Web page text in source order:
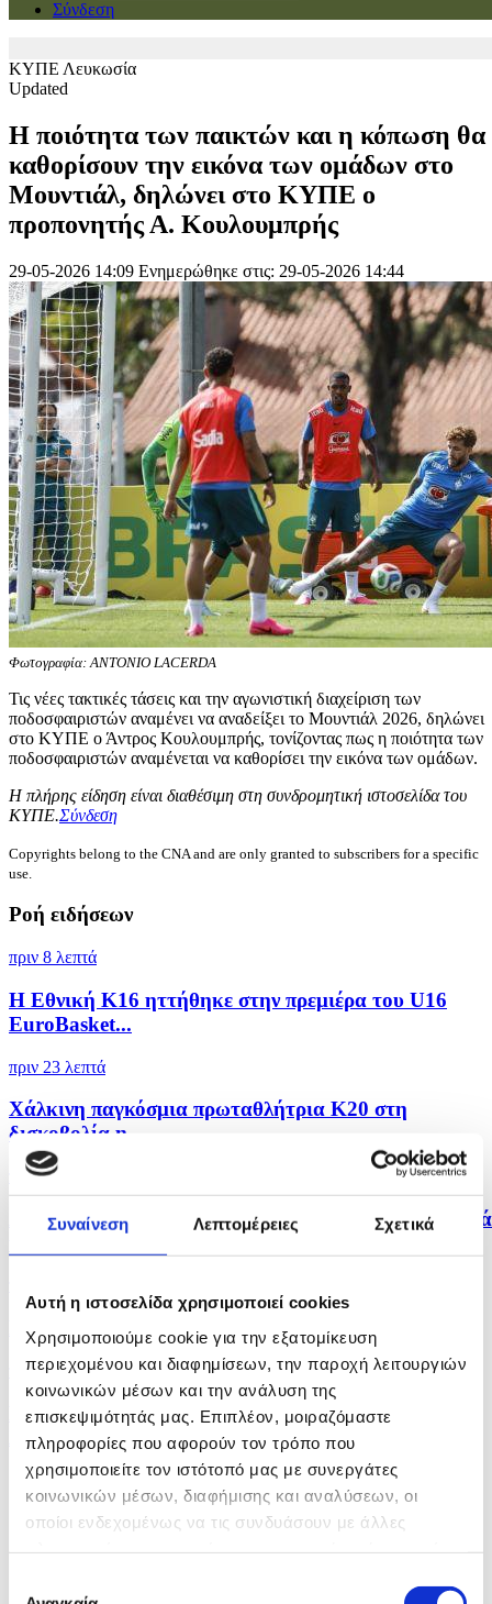
Συναίνεση Λεπτομέρειες Σχετικά
Αυτή η ιστοσελίδα χρησιμοποιεί cookies
Χρησιμοποιούμε cookie για την εξατομίκευση
περιεχομένου και διαφημίσεων, την παροχή λειτουργιών
κοινωνικών μέσων και την ανάλυση της
επισκεψιμότητάς μας. Επιπλέον, μοιραζόμαστε
πληροφορίες που αφορούν τον τρόπο που
χρησιμοποιείτε τον ιστότοπό μας με συνεργάτες
κοινωνικών μέσων, διαφήμισης και αναλύσεων, οι
οποίοι ενδεχομένως να τις συνδυάσουν με άλλες
Σύνδεση
ΚΥΠΕ Λευκωσία
Updated
Η ποιότητα των παικτών και η κόπωση θα
καθορίσουν την εικόνα των ομάδων στο
Μουντιάλ, δηλώνει στο ΚΥΠΕ ο
προπονητής Α. Κουλουμπρής
29-05-2026 14:09 Ενημερώθηκε στις: 29-05-2026 14:44
Φωτογραφία: ANTONIO LACERDA
Τις νέες τακτικές τάσεις και την αγωνιστική διαχείριση των
ποδοσφαιριστών αναμένει να αναδείξει το Μουντιάλ 2026, δηλώνει
στο ΚΥΠΕ ο Άντρος Κουλουμπρής, τονίζοντας πως η ποιότητα των
ποδοσφαιριστών αναμένεται να καθορίσει την εικόνα των ομάδων.
Η πλήρης είδηση είναι διαθέσιμη στη συνδρομητική ιστοσελίδα του
ΚΥΠΕ.Σύνδεση
Copyrights belong to the CNA and are only granted to subscribers for a specific
use.
Ροή ειδήσεων
πριν 8 λεπτά
Η Εθνική Κ16 ηττήθηκε στην πρεμιέρα του U16
EuroBasket...
πριν 23 λεπτά
Χάλκινη παγκόσμια πρωταθλήτρια Κ20 στη
δισκοβολία η...
πριν 26 λεπτά
Αναίρεση διορισμού μέλους στο νέο ΔΣ της Cyta ζητά
Εκπομπή για Ομογένεια
πριν 41 λεπτά
Καθοριστικός ο ρόλος της ανώτατης εκπαίδευσης
λέει...